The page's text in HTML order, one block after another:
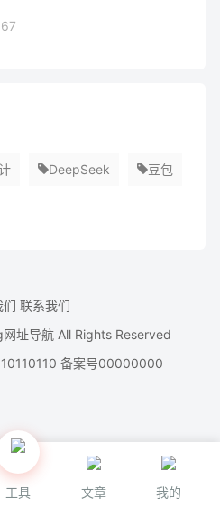
DeepSeek 豆包
们 联系我们
址导航 All Rights Reserved
备案号00000000
工具 文章 我的